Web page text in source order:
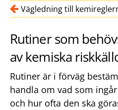
Vägledning till
Rutiner som
av kemiska
Rutiner är i förväg
handla om vad som
och hur ofta den ska